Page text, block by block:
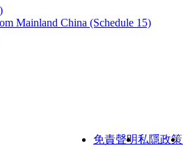
Mainland China (Schedule 15)
免責聲明私隱政策